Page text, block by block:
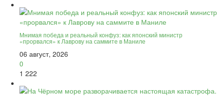
Мнимая победа и реальный конфуз: как японский министр
«прорвался» к Лаврову на саммите в Маниле
06 август, 2026
0
1 222